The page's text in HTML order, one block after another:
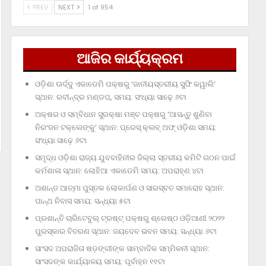
PREV NEXT 1 of 954
ଆଜିର କାର୍ଯ୍ୟକ୍ରମ
ଓଡ଼ିଶା ଊର୍ଦ୍ଦୁ ଏକାଡେମି ପକ୍ଷରୁ ‘ଜାତୀୟସ୍ତରୀୟ ସୁଫି କୱାଲି’
ସ୍ଥାନ: ରବୀନ୍ଦ୍ର ମଣ୍ଡପ, ସମୟ: ସଂଧ୍ୟା ସାଢ଼େ ୬ଟା
ଅକ୍ଷର ଓ ସମ୍ବିଧାନ ସୁରକ୍ଷା ମଞ୍ଚ ପକ୍ଷରୁ ‘ଆସନ୍ତୁ ଶୁଣିବା
ନିରଂଜନ ଟକ୍‌ଲେଙ୍କୁ’ ସ୍ଥାନ: ପ୍ରେସ୍‌ କ୍ଲବ୍‌ ଅଫ୍‌ ଓଡ଼ିଶା ସମୟ:
ସଂଧ୍ୟା ସାଢ଼େ ୬ଟା
ସମୃଦ୍ଧ ଓଡ଼ିଶା ରାଜ୍ୟ ଯୁବବାହିନୀର ଜିଲ୍ଲା ସ୍ତରୀୟ କମିଟି ଗଠନ ପାଇଁ
କର୍ମଶାଳା ସ୍ଥାନ: ଲୋହିଆ ଏକାଡେମି ସମୟ: ଅପରାହ୍‌ଣ ୪ଟା
ଅଶାନ୍ତ ଆତ୍ମା ପୁସ୍ତକ ଲୋକାର୍ପଣ ଓ ସାରସ୍ବତ ସମାରୋହ ସ୍ଥାନ:
ପାନ୍ଥ ନିବାସ ସମୟ: ସନ୍ଧ୍ୟା ୫ଟା
ପ୍ରଶାନ୍ତି ଚାରିଟେବୁଲ୍‌ ଟ୍ରଷ୍ଟ୍‌ ପକ୍ଷରୁ ଶ୍ରେଷ୍ଠ ଓଡ଼ିଆଣୀ ୨୦୨୨
ପୁରସ୍କାର ବିତରଣ ସ୍ଥାନ: ଜୟଦେବ ଭବନ ସମୟ: ସନ୍ଧ୍ୟା ୬ଟା
ସାଂସଦ ଅପରାଜିତା ଷଡ଼ଙ୍ଗୀଙ୍କ ସାମ୍ବାଦିକ ସମ୍ମିଳନୀ ସ୍ଥାନ:
ସାଂସଦଙ୍କ କାର୍ଯ୍ୟାଳୟ ସମୟ: ପୂର୍ବାହ୍ନ ୧୧ଟା